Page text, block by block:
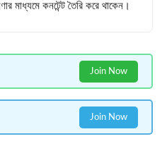
মাধ্যমে কনটেন্ট তৈরি করে থাকেন।
Join Now
Join Now